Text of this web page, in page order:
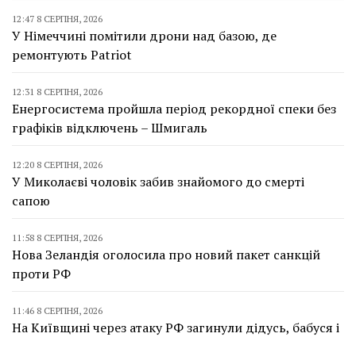
12:47 8 СЕРПНЯ, 2026
У Німеччині помітили дрони над базою, де
ремонтують Patriot
12:31 8 СЕРПНЯ, 2026
Енергосистема пройшла період рекордної спеки без
графіків відключень – Шмигаль
12:20 8 СЕРПНЯ, 2026
У Миколаєві чоловік забив знайомого до смерті
сапою
11:58 8 СЕРПНЯ, 2026
Нова Зеландія оголосила про новий пакет санкцій
проти РФ
11:46 8 СЕРПНЯ, 2026
На Київщині через атаку РФ загинули дідусь, бабуся і